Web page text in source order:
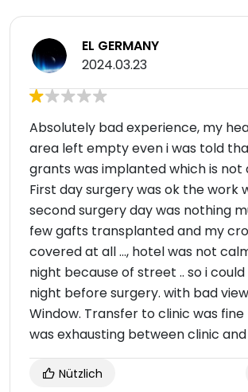
EL GERMANY
2024.03.23
Absolutely bad experience, my
area left empty even i was told
grants was implanted which is not
First day surgery was ok the work
second surgery day was nothing
few gafts transplanted and my
covered at all ..., hotel was not
night because of street .. so i
night before surgery. with bad
Window. Transfer to clinic was
was exhausting between clinic
Nützlich